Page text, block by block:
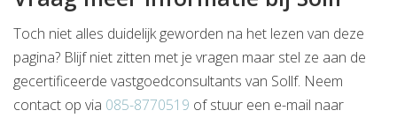
Toch niet alles duidelijk geworden na het lezen van deze
pagina? Blijf niet zitten met je vragen maar stel ze aan de
gecertificeerde vastgoedconsultants van Sollf. Neem
contact op via 085-8770519 of stuur een e-mail naar